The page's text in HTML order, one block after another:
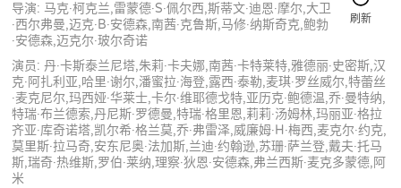
刷新
导演: 马克·柯克兰,雷蒙德·S·佩尔西,斯蒂文·迪恩·摩尔,大卫
·西尔弗曼,迈克·B·安德森,南茜·克鲁斯,马修·纳斯奇克,鲍勃
·安德森,迈克尔·玻尔奇诺
演员: 丹·卡斯泰兰尼塔,朱莉·卡夫娜,南茜·卡特莱特,雅德丽·史密斯,汉
克·阿扎利亚,哈里·谢尔,潘蜜拉·海登,露西·泰勒,麦琪·罗丝威尔,特蕾丝
·麦克尼尔,玛西娅·华莱士,卡尔·维耶德戈特,亚历克·鲍德温,乔·曼特纳,
特瑞·布兰德索,丹尼斯·罗德曼,特瑞·格里恩,莉莉·汤姆林,玛丽亚·格拉
齐亚·库奇诺塔,凯尔希·格兰莫,乔·弗雷泽,威廉姆·H·梅西,麦克尔·约克,
莫里斯·拉马奇,安东尼奥·法加斯,兰迪·约翰逊,苏珊·萨兰登,戴夫·托马
斯,瑞奇·热维斯,罗伯·莱纳,理察·狄恩·安德森,弗兰西斯·麦克多蒙德,阿
米